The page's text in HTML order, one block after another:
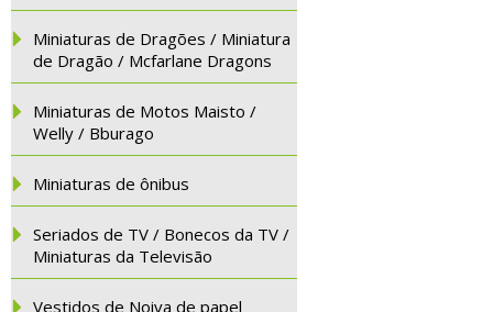
Miniaturas de Dragões / Miniatura
de Dragão / Mcfarlane Dragons
Miniaturas de Motos Maisto /
Welly / Bburago
Miniaturas de ônibus
Seriados de TV / Bonecos da TV /
Miniaturas da Televisão
Vestidos de Noiva de papel